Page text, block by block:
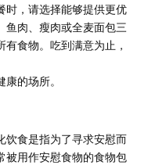
时，请选择能够提供更优
鱼肉、瘦肉或全麦面包三
食物。吃到满意为止，
的场所。
饮食是指为了寻求安慰而
被用作安慰食物的食物包